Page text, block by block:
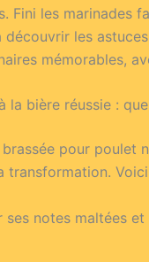
Fini les marinades
les
mémorables,
la bière réussie :
pour
ses notes maltées